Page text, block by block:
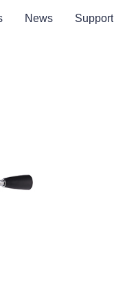
News Support